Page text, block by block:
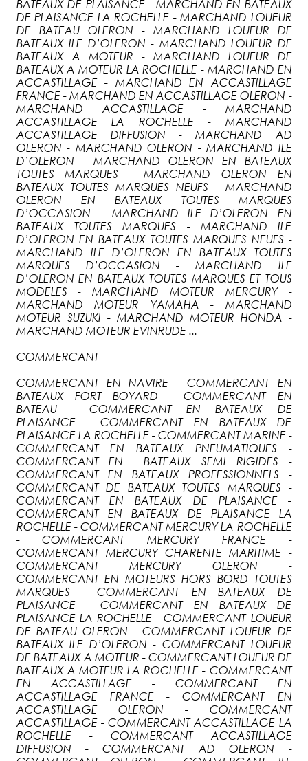
BATEAUX DE PLAISANCE - MARCHAND EN BATEAUX
DE PLAISANCE LA ROCHELLE - MARCHAND LOUEUR
DE BATEAU OLERON - MARCHAND LOUEUR DE
BATEAUX ILE D’OLERON - MARCHAND LOUEUR DE
BATEAUX A MOTEUR - MARCHAND LOUEUR DE
BATEAUX A MOTEUR LA ROCHELLE - MARCHAND EN
ACCASTILLAGE - MARCHAND EN ACCASTILLAGE
FRANCE - MARCHAND EN ACCASTILLAGE OLERON -
MARCHAND ACCASTILLAGE - MARCHAND
ACCASTILLAGE LA ROCHELLE - MARCHAND
ACCASTILLAGE DIFFUSION - MARCHAND AD
OLERON - MARCHAND OLERON - MARCHAND ILE
D’OLERON - MARCHAND OLERON EN BATEAUX
TOUTES MARQUES - MARCHAND OLERON EN
BATEAUX TOUTES MARQUES NEUFS - MARCHAND
OLERON EN BATEAUX TOUTES MARQUES
D’OCCASION - MARCHAND ILE D’OLERON EN
BATEAUX TOUTES MARQUES - MARCHAND ILE
D’OLERON EN BATEAUX TOUTES MARQUES NEUFS -
MARCHAND ILE D’OLERON EN BATEAUX TOUTES
MARQUES D’OCCASION - MARCHAND ILE
D’OLERON EN BATEAUX TOUTES MARQUES ET TOUS
MODELES - MARCHAND MOTEUR MERCURY -
MARCHAND MOTEUR YAMAHA - MARCHAND
MOTEUR SUZUKI - MARCHAND MOTEUR HONDA -
MARCHAND MOTEUR EVINRUDE ...
COMMERCANT
COMMERCANT EN NAVIRE - COMMERCANT EN
BATEAUX FORT BOYARD - COMMERCANT EN
BATEAU - COMMERCANT EN BATEAUX DE
PLAISANCE - COMMERCANT EN BATEAUX DE
PLAISANCE LA ROCHELLE - COMMERCANT MARINE -
COMMERCANT EN BATEAUX PNEUMATIQUES -
COMMERCANT EN BATEAUX SEMI RIGIDES -
COMMERCANT EN BATEAUX PROFESSIONNELS -
COMMERCANT DE BATEAUX TOUTES MARQUES -
COMMERCANT EN BATEAUX DE PLAISANCE -
COMMERCANT EN BATEAUX DE PLAISANCE LA
ROCHELLE - COMMERCANT MERCURY LA ROCHELLE
- COMMERCANT MERCURY FRANCE -
COMMERCANT MERCURY CHARENTE MARITIME -
COMMERCANT MERCURY OLERON -
COMMERCANT EN MOTEURS HORS BORD TOUTES
MARQUES - COMMERCANT EN BATEAUX DE
PLAISANCE - COMMERCANT EN BATEAUX DE
PLAISANCE LA ROCHELLE - COMMERCANT LOUEUR
DE BATEAU OLERON - COMMERCANT LOUEUR DE
BATEAUX ILE D’OLERON - COMMERCANT LOUEUR
DE BATEAUX A MOTEUR - COMMERCANT LOUEUR DE
BATEAUX A MOTEUR LA ROCHELLE - COMMERCANT
EN ACCASTILLAGE - COMMERCANT EN
ACCASTILLAGE FRANCE - COMMERCANT EN
ACCASTILLAGE OLERON - COMMERCANT
ACCASTILLAGE - COMMERCANT ACCASTILLAGE LA
ROCHELLE - COMMERCANT ACCASTILLAGE
DIFFUSION - COMMERCANT AD OLERON -